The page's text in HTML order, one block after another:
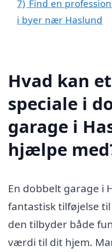
7) Find en
i byer nær Haslund
Hvad kan
speciale i
garage i
hjælpe
En dobbelt garage i
fantastisk tilføjelse
den tilbyder både
værdi til dit hjem.